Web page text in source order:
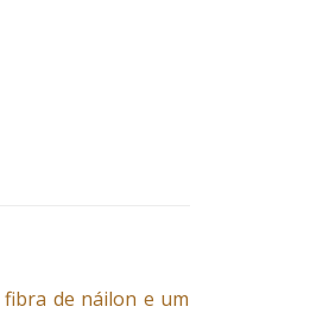
de náilon e um